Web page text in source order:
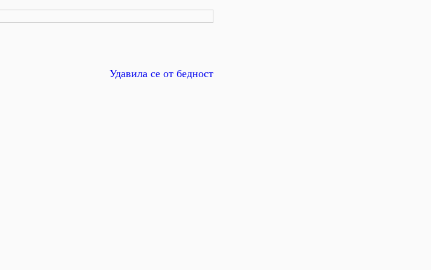
Удавила се от бедност